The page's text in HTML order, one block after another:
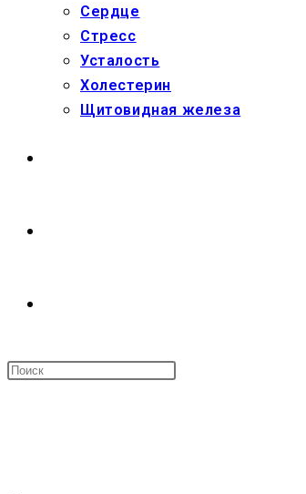
Сердце
Стресс
Усталость
Холестерин
Щитовидная железа
ПОИСК